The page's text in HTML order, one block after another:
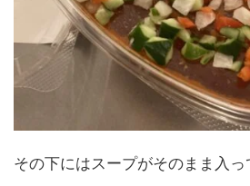
その下にはスープがそのまま入っ